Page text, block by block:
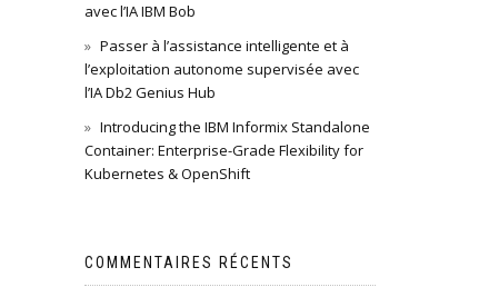
avec l’IA IBM Bob
Passer à l’assistance intelligente et à
l’exploitation autonome supervisée avec
l’IA Db2 Genius Hub
Introducing the IBM Informix Standalone
Container: Enterprise-Grade Flexibility for
Kubernetes & OpenShift
COMMENTAIRES RÉCENTS